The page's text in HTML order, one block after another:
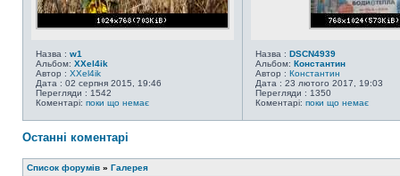
Назва : w1
Альбом: XXel4ik
Автор : XXel4ik
Дата : 02 серпня 2015, 19:46
Перегляди : 1542
Коментарі: поки що немає
Назва : DSCN4939
Альбом: Константин
Автор : Константин
Дата : 23 лютого 2017, 19:03
Перегляди : 1350
Коментарі: поки що немає
Останні коментарі
Список форумів » Галерея